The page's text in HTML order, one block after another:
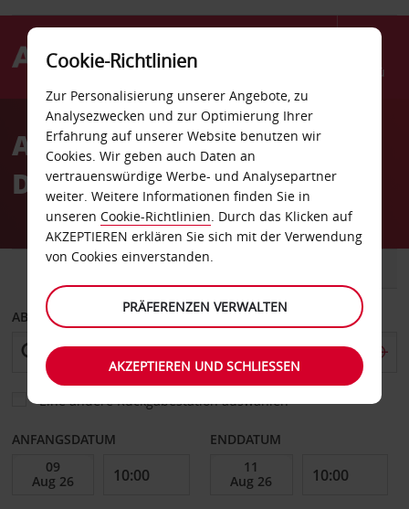
Menü
AvisAutovermietung in
Duisburg Neudorf
ABHOLEN VON
Eine andere Rückgabestation auswählen
ANFANGSDATUM ENDDATUM
Cookie-Richtlinien
Zur Personalisierung unserer Angebote, zu
Analysezwecken und zur Optimierung Ihrer
Erfahrung auf unserer Website benutzen wir
Cookies. Wir geben auch Daten an
vertrauenswürdige Werbe- und Analysepartner
weiter. Weitere Informationen finden Sie in
unseren Cookie-Richtlinien. Durch das Klicken auf
AKZEPTIEREN erklären Sie sich mit der Verwendung
von Cookies einverstanden.
PRÄFERENZEN VERWALTEN
AKZEPTIEREN UND SCHLIESSEN